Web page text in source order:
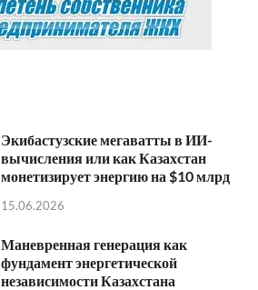
Экибастузские мегаватты в ИИ-
вычисления или как Казахстан
монетизирует энергию на $10 млрд
15.06.2026
Маневренная генерация как
фундамент энергетической
независимости Казахстана